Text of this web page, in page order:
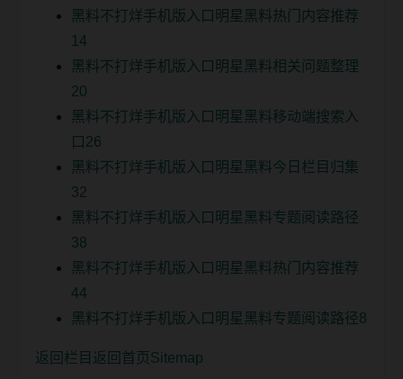
黑料不打烊手机版入口明星黑料热门内容推荐
14
黑料不打烊手机版入口明星黑料相关问题整理
20
黑料不打烊手机版入口明星黑料移动端搜索入
口26
黑料不打烊手机版入口明星黑料今日栏目归集
32
黑料不打烊手机版入口明星黑料专题阅读路径
38
黑料不打烊手机版入口明星黑料热门内容推荐
44
黑料不打烊手机版入口明星黑料专题阅读路径8
返回栏目 返回首页 Sitemap